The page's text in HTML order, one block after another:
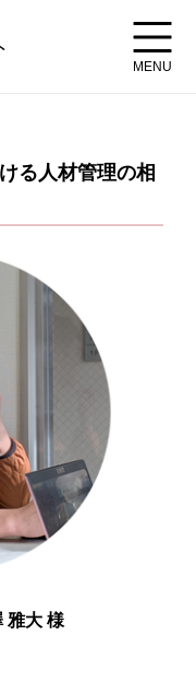
MENU
る人材管理の相
大 様